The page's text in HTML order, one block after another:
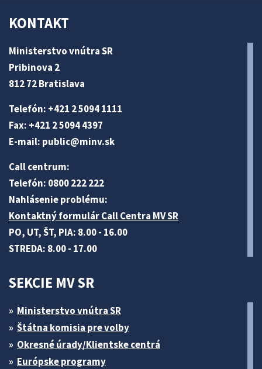
KONTAKT
Ministerstvo vnútra SR
Pribinova 2
812 72 Bratislava
Telefón: +421 2 5094 1111
Fax: +421 2 5094 4397
E-mail: public@minv.sk
Call centrum:
Telefón: 0800 222 222
Nahlásenie problému:
Kontaktný formulár Call Centra MV SR
PO, UT, ŠT, PIA: 8.00 - 16.00
STREDA: 8.00 - 17.00
SEKCIE MV SR
Ministerstvo vnútra SR
Štátna komisia pre volby
Okresné úrady/Klientske centrá
Európske programy